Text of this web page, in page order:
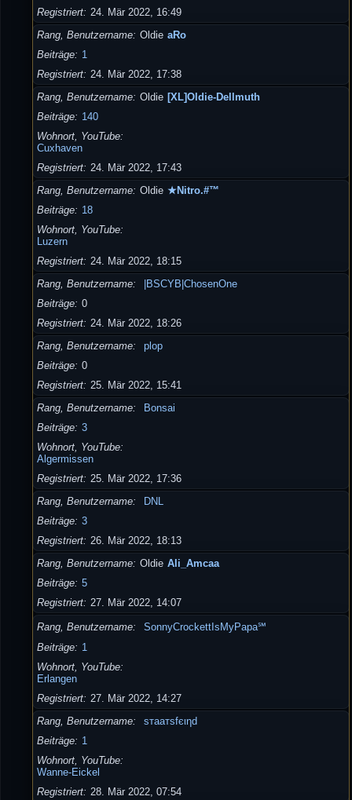
Registriert 24. Mär 2022, 16:49
Rang, Benutzername Oldie aRo
Beiträge
1
Registriert 24. Mär 2022, 17:38
Rang, Benutzername Oldie [XL]Oldie-Dellmuth
Beiträge
140
Wohnort, YouTube
Cuxhaven
Registriert 24. Mär 2022, 17:43
Rang, Benutzername Oldie ★Nitro.#™
Beiträge
18
Wohnort, YouTube
Luzern
Registriert 24. Mär 2022, 18:15
Rang, Benutzername
|BSCYB|ChosenOne
Beiträge 0
Registriert 24. Mär 2022, 18:26
Rang, Benutzername
plop
Beiträge 0
Registriert 25. Mär 2022, 15:41
Rang, Benutzername
Bonsai
Beiträge 3
Wohnort, YouTube
Algermissen
Registriert 25. Mär 2022, 17:36
Rang, Benutzername
DNL
Beiträge 3
Registriert 26. Mär 2022, 18:13
Rang, Benutzername Oldie Ali_Amcaa
Beiträge 5
Registriert 27. Mär 2022, 14:07
Rang, Benutzername
SonnyCrockettIsMyPapa℠
Beiträge
1
Wohnort, YouTube
Erlangen
Registriert 27. Mär 2022, 14:27
Rang, Benutzername
ѕтaaтѕfєιηd
Beiträge
1
Wohnort, YouTube
Wanne-Eickel
Registriert 28. Mär 2022, 07:54